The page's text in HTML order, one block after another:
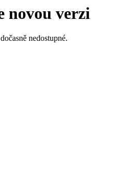
novou verzi
nedostupné.